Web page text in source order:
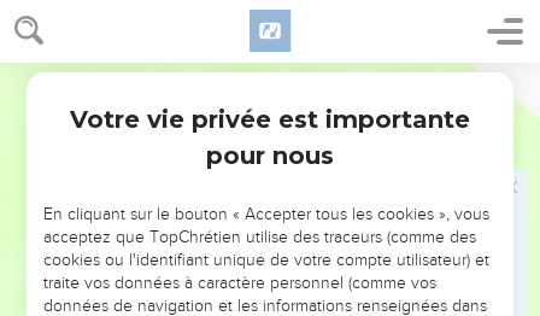
Apocalypse 14
14 Je regardai encore, et voici, il y avait une nuée blanche, et
sur la nuée quelqu'un assis qui ressemblait au Fils de
l'homme, ayant sur sa tête une couronne d'or, et en sa main
une faux tranchante.
Et un autre ange sortit du temple, criant d'une voix forte à
celui qui était assis sur la nuée : Jette ta faux et moissonne ;
car le temps de moissonner est venu, parce que la moisson
de la terre est mûre.
Alors celui qui était assis sur la nuée, jeta sa faux sur la
terre, et la terre fut moissonnée.
Votre vie privée est importante
pour nous
En cliquant sur le bouton « Accepter tous les cookies », vous
acceptez que TopChrétien utilise des traceurs (comme des
cookies ou l'identifiant unique de votre compte utilisateur) et
traite vos données à caractère personnel (comme vos
données de navigation et les informations renseignées dans